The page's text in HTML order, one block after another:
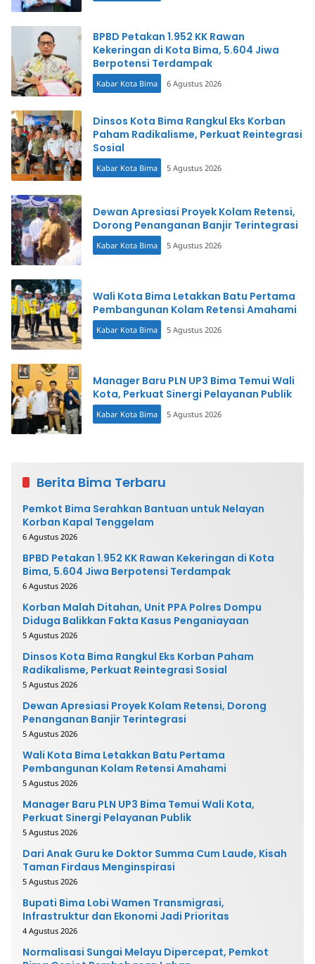
BPBD Petakan 1.952 KK Rawan
Kekeringan di Kota Bima, 5.604 Jiwa
Berpotensi Terdampak
Kabar Kota Bima 6 Agustus 2026
Dinsos Kota Bima Rangkul Eks Korban
Paham Radikalisme, Perkuat Reintegrasi
Sosial
Kabar Kota Bima 5 Agustus 2026
Dewan Apresiasi Proyek Kolam Retensi,
Dorong Penanganan Banjir Terintegrasi
Kabar Kota Bima 5 Agustus 2026
Wali Kota Bima Letakkan Batu Pertama
Pembangunan Kolam Retensi Amahami
Kabar Kota Bima 5 Agustus 2026
Manager Baru PLN UP3 Bima Temui Wali
Kota, Perkuat Sinergi Pelayanan Publik
Kabar Kota Bima 5 Agustus 2026
Berita Bima Terbaru
Pemkot Bima Serahkan Bantuan untuk Nelayan
Korban Kapal Tenggelam
6 Agustus 2026
BPBD Petakan 1.952 KK Rawan Kekeringan di Kota
Bima, 5.604 Jiwa Berpotensi Terdampak
6 Agustus 2026
Korban Malah Ditahan, Unit PPA Polres Dompu
Diduga Balikkan Fakta Kasus Penganiayaan
5 Agustus 2026
Dinsos Kota Bima Rangkul Eks Korban Paham
Radikalisme, Perkuat Reintegrasi Sosial
5 Agustus 2026
Dewan Apresiasi Proyek Kolam Retensi, Dorong
Penanganan Banjir Terintegrasi
5 Agustus 2026
Wali Kota Bima Letakkan Batu Pertama
Pembangunan Kolam Retensi Amahami
5 Agustus 2026
Manager Baru PLN UP3 Bima Temui Wali Kota,
Perkuat Sinergi Pelayanan Publik
5 Agustus 2026
Dari Anak Guru ke Doktor Summa Cum Laude, Kisah
Taman Firdaus Menginspirasi
5 Agustus 2026
Bupati Bima Lobi Wamen Transmigrasi,
Infrastruktur dan Ekonomi Jadi Prioritas
4 Agustus 2026
Normalisasi Sungai Melayu Dipercepat, Pemkot